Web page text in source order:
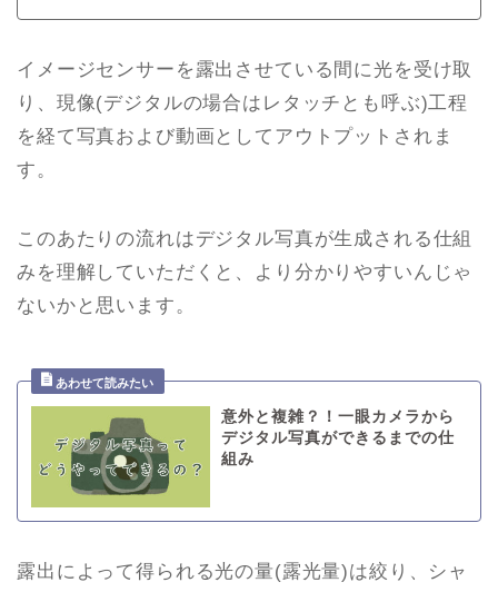
イメージセンサーを露出させている間に光を受け取
り、現像(デジタルの場合はレタッチとも呼ぶ)工程
を経て写真および動画としてアウトプットされま
す。
このあたりの流れはデジタル写真が生成される仕組
みを理解していただくと、より分かりやすいんじゃ
ないかと思います。
意外と複雑？！一眼カメラから
デジタル写真ができるまでの仕
組み
露出によって得られる光の量(露光量)は絞り、シャ